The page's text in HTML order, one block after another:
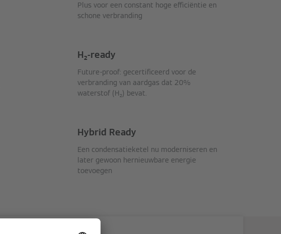
Plus voor een constant hoge efficiëntie en
schone verbranding
H₂-ready
Future-proof: gecertificeerd voor de
verbranding van aardgas dat 20%
waterstof (H₂) bevat.
Hybrid Ready
Een condensatieketel nu moderniseren en
later gewoon hernieuwbare energie
toevoegen